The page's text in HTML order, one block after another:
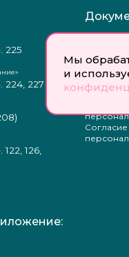
Мы
и
225
224, 227
122, 126,
Политика